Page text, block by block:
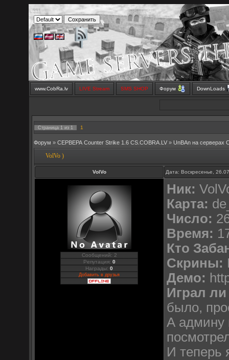
www.CobRa.lv LIVE Stream SMS SHOP Форум DownLoads
Страница 1 из 1 1
Форум » СЕРВЕРА Counter Strike 1.6 CS.COBRA.LV » UnBAn на серверах
VolVo )
VolVo Дата: Воскресенье,
Сообщений: 2
Репутация: 0
Награды:0
Добавить в друзья
Ник:
Карта:
Число:
Время:
Кто
Скрины:
Демо:
Играл
было,
А админу
И теперь